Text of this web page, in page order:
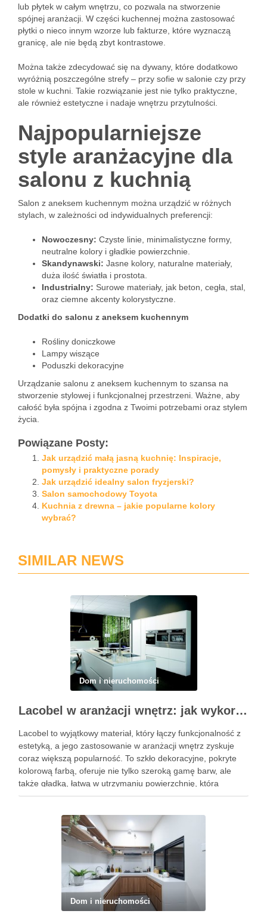
lub płytek w całym wnętrzu, co pozwala na stworzenie
spójnej aranżacji. W części kuchennej można zastosować
płytki o nieco innym wzorze lub fakturze, które wyznaczą
granicę, ale nie będą zbyt kontrastowe.
Można także zdecydować się na dywany, które dodatkowo
wyróżnią poszczególne strefy – przy sofie w salonie czy przy
stole w kuchni. Takie rozwiązanie jest nie tylko praktyczne,
ale również estetyczne i nadaje wnętrzu przytulności.
Najpopularniejsze
style aranżacyjne dla
salonu z kuchnią
Salon z aneksem kuchennym można urządzić w różnych
stylach, w zależności od indywidualnych preferencji:
Nowoczesny: Czyste linie, minimalistyczne formy,
neutralne kolory i gładkie powierzchnie.
Skandynawski: Jasne kolory, naturalne materiały,
duża ilość światła i prostota.
Industrialny: Surowe materiały, jak beton, cegła, stal,
oraz ciemne akcenty kolorystyczne.
Dodatki do salonu z aneksem kuchennym
Rośliny doniczkowe
Lampy wiszące
Poduszki dekoracyjne
Urządzanie salonu z aneksem kuchennym to szansa na
stworzenie stylowej i funkcjonalnej przestrzeni. Ważne, aby
całość była spójna i zgodna z Twoimi potrzebami oraz stylem
życia.
Powiązane Posty:
Jak urządzić małą jasną kuchnię: Inspiracje,
pomysły i praktyczne porady
Jak urządzić idealny salon fryzjerski?
Salon samochodowy Toyota
Kuchnia z drewna – jakie popularne kolory
wybrać?
SIMILAR NEWS
Dom i nieruchomości
Lacobel w aranżacji wnętrz: jak wykorzystać szkło kolorowe w dekoracji domu
Lacobel to wyjątkowy materiał, który łączy funkcjonalność z
estetyką, a jego zastosowanie w aranżacji wnętrz zyskuje
coraz większą popularność. To szkło dekoracyjne, pokryte
kolorową farbą, oferuje nie tylko szeroką gamę barw, ale
także gładką, łatwą w utrzymaniu powierzchnię, która
doskonale odbija światło, sprawiając, że przestrzenie stają
Dom i nieruchomości